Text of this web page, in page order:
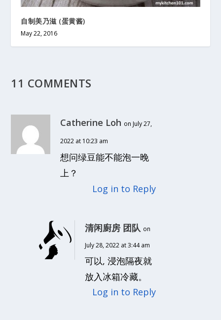
自制美乃滋 (蛋黄酱)
May 22, 2016
11 COMMENTS
Catherine Loh on July 27,
2022 at 10:23 am
想问绿豆能不能泡一晚
上？
Log in to Reply
清闲廚房 团队 on
July 28, 2022 at 3:44 am
可以, 浸泡隔夜就
放入冰箱冷藏。
Log in to Reply